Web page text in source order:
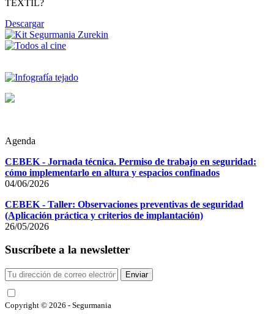
TEXTIL?
Descargar
Agenda
CEBEK - Jornada técnica. Permiso de trabajo en seguridad:
cómo implementarlo en altura y espacios confinados
04/06/2026
CEBEK - Taller: Observaciones preventivas de seguridad
(Aplicación práctica y criterios de implantación)
26/05/2026
Suscríbete a la newsletter
Enviar
Copyright © 2026 - Segurmania